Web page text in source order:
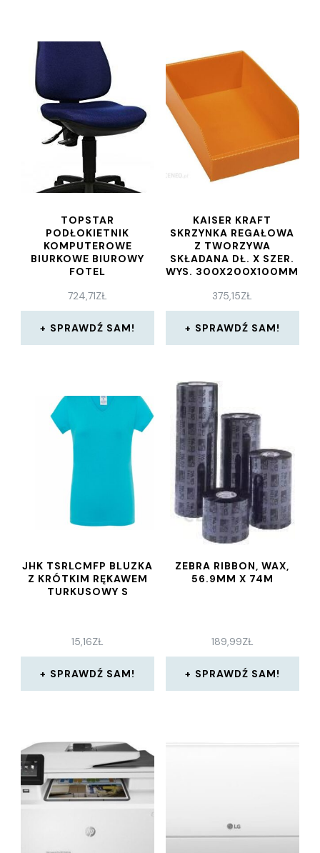
TOPSTAR
PODŁOKIETNIK
KOMPUTEROWE
BIURKOWE BIUROWY
FOTEL
BUEROSTUHL BIUROWE
KRZESŁO ROBOCZE
BIUROWYCH
OBROTOWE BIURKA
8170G26 BIUR
724,71ZŁ
SPRAWDŹ SAM!
KAISER KRAFT
SKRZYNKA REGAŁOWA
Z TWORZYWA
SKŁADANA DŁ. X SZER.
WYS. 300X200X100MM
375,15ZŁ
SPRAWDŹ SAM!
JHK TSRLCMFP BLUZKA
Z KRÓTKIM RĘKAWEM
TURKUSOWY S
15,16ZŁ
SPRAWDŹ SAM!
ZEBRA RIBBON, WAX,
56.9MM X 74M
189,99ZŁ
SPRAWDŹ SAM!